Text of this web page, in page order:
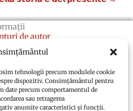
tehnologii precum modulele cookie
dispozitiv. Consimțământul pentru
date precum comportamentul de
sau retragerea
anumite caracteristici și funcții.
de autor
privind cookie-urile
de confidențialitate